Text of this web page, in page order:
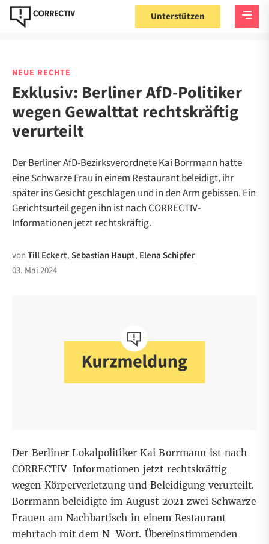
Unterstützen
NEUE RECHTE
Exklusiv: Berliner AfD-Politiker
wegen Gewalttat rechtskräftig
verurteilt
Der Berliner AfD-Bezirksverordnete Kai Borrmann hatte
eine Schwarze Frau in einem Restaurant beleidigt, ihr
später ins Gesicht geschlagen und in den Arm gebissen. Ein
Gerichtsurteil gegen ihn ist nach CORRECTIV-
Informationen jetzt rechtskräftig.
vonTill Eckert,Sebastian Haupt, Elena Schipfer
03. Mai 2024
Der Berliner Lokalpolitiker Kai Borrmann ist nach
CORRECTIV-Informationen jetzt rechtskräftig
wegen Körperverletzung und Beleidigung verurteilt.
Borrmann beleidigte im August 2021 zwei Schwarze
Frauen am Nachbartisch in einem Restaurant
mehrfach mit dem N-Wort. Übereinstimmenden